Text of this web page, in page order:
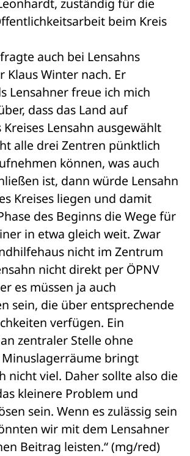
zuständig für die
beim Kreis
auch bei Lensahns
Klaus Winter nach. Er
Lensahner freue ich mich
dass das Land auf
Lensahn ausgewählt
alle drei Zentren pünktlich
können, was auch
ist, dann würde Lensahn
Kreises liegen und damit
des Beginns die Wege für
in etwa gleich weit. Zwar
nicht im Zentrum
nicht direkt per ÖPNV
es müssen ja auch
sein, die über entsprechende
verfügen. Ein
zentraler Stelle ohne
bringt
nicht viel. Daher sollte also die
kleinere Problem und
sein. Wenn es zulässig sein
wir mit dem Lensahner
Beitrag leisten.“ (mg/red)